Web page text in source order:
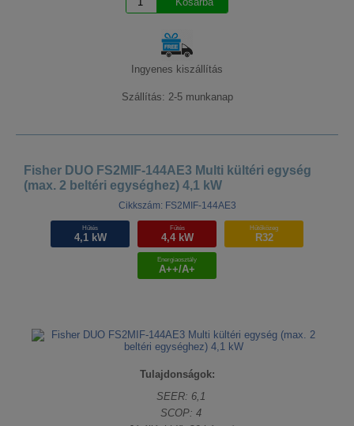
Ingyenes kiszállítás
Szállítás: 2-5 munkanap
Fisher DUO FS2MIF-144AE3 Multi kültéri egység
(max. 2 beltéri egységhez) 4,1 kW
Cikkszám: FS2MIF-144AE3
Hűtés
4,1 kW
Fűtés
4,4 kW
Hűtőközeg
R32
Energiaosztály
A++/A+
Tulajdonságok:
SEER: 6,1
SCOP: 4